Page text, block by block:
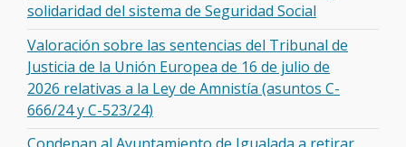
solidaridad del sistema de Seguridad Social
Valoración sobre las sentencias del Tribunal de
Justicia de la Unión Europea de 16 de julio de
2026 relativas a la Ley de Amnistía (asuntos C-
666/24 y C-523/24)